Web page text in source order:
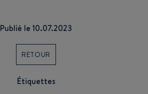
Publié le 10.07.2023
RETOUR
Étiquettes